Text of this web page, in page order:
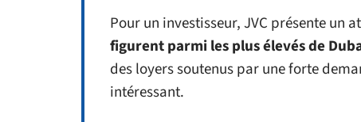
Pour un investisseur, JVC présente un
figurent parmi les plus élevés de
des loyers soutenus par une forte
intéressant.